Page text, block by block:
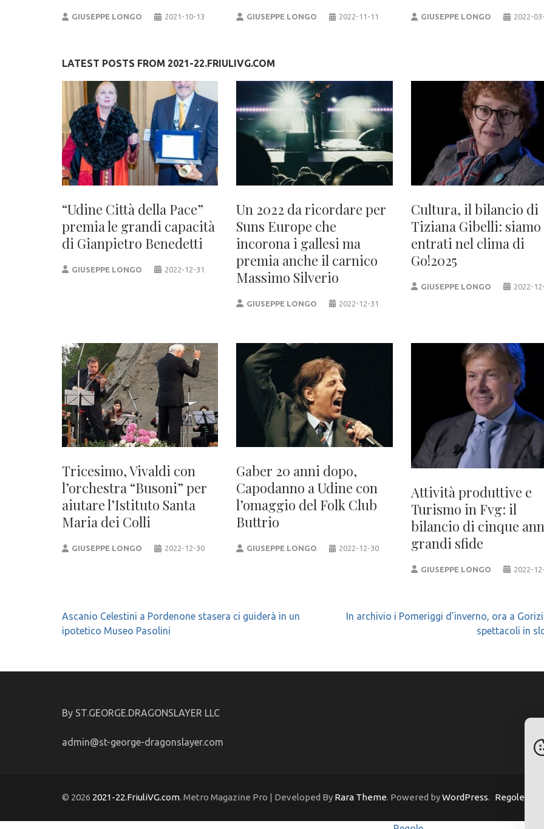
GIUSEPPE LONGO 2021-10-13 GIUSEPPE LONGO 2022-11-11 GIUSEPPE LONGO 2022-
LATEST POSTS FROM 2021-22.FRIULIVG.COM
“Udine Città della Pace”
premia le grandi capacità
di Gianpietro Benedetti
GIUSEPPE LONGO 2022-12-31
Un 2022 da ricordare per
Suns Europe che
incorona i gallesi ma
premia anche il carnico
Massimo Silverio
GIUSEPPE LONGO 2022-12-31
Cultura, il bilancio di
Tiziana Gibelli:
entrati nel clima di
Go!2025
GIUSEPPE LONGO 2022-
Tricesimo, Vivaldi con
l’orchestra “Busoni” per
aiutare l’Istituto Santa
Maria dei Colli
GIUSEPPE LONGO 2022-12-30
Gaber 20 anni dopo,
Capodanno a Udine con
l’omaggio del Folk Club
Buttrio
GIUSEPPE LONGO 2022-12-30
Attività produttive e
Turismo in Fvg: il
bilancio di cinque
grandi sfide
GIUSEPPE LONGO 2022-
Navigazione
articoli
Ascanio Celestini a Pordenone stasera ci guiderà in un
ipotetico Museo Pasolini
In archivio i Pomeriggi d’inverno, ora a
spettacoli in
By ST.GEORGE.DRAGONSLAYER LLC
admin@st-george-dragonslayer.com
© 2026 2021-22.FriuliVG.com. Metro Magazine Pro | Developed By Rara Theme. Powered byWordPress. Regole